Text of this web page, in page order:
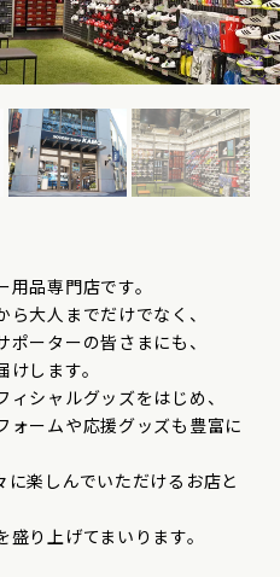
品専門店です。
大人までだけでなく、
ーターの皆さまにも、
します。
シャルグッズをはじめ、
ォームや応援グッズも豊富に
に楽しんでいただけるお店と
り上げてまいります。